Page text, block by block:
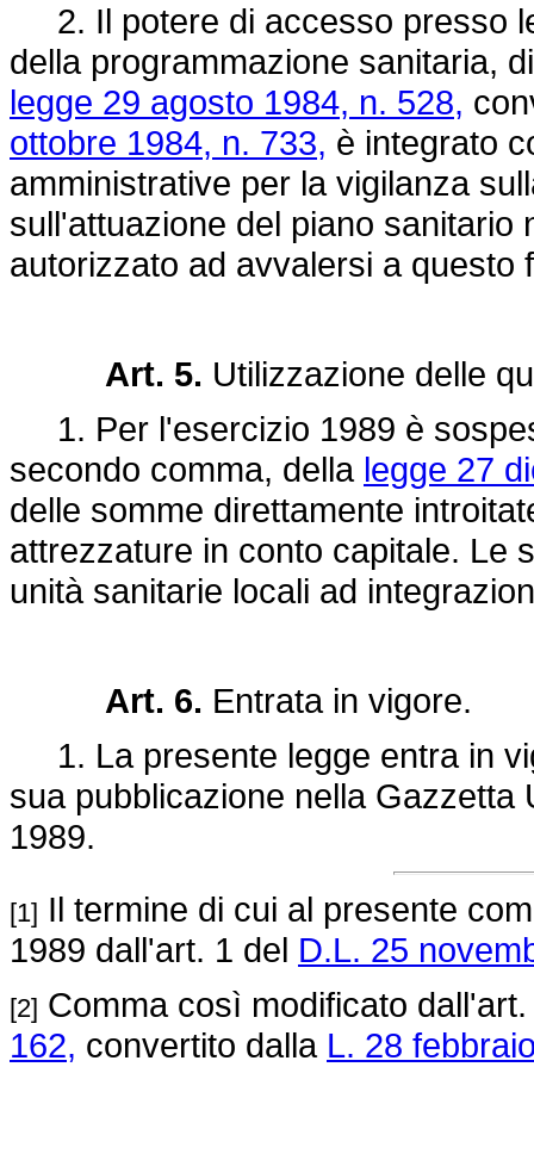
2. Il potere di accesso presso
della programmazione sanitaria,
legge 29 agosto 1984, n. 528,
ottobre 1984, n. 733, è integrato
amministrative per la vigilanza
sull'attuazione del piano sanitario
autorizzato ad avvalersi a
Art. 5. Utilizzazione delle
1. Per l'esercizio 1989 è
secondo comma, della legge 27
delle somme direttamente
attrezzature in conto capitale. Le
unità sanitarie locali ad
Art. 6. Entrata in vigore.
1. La presente legge entra in
sua pubblicazione nella Gazzetta
1989.
[1] Il termine di cui al presente
1989 dall'art. 1 del D.L. 25
[2] Comma così modificato
162, convertito dalla L. 28